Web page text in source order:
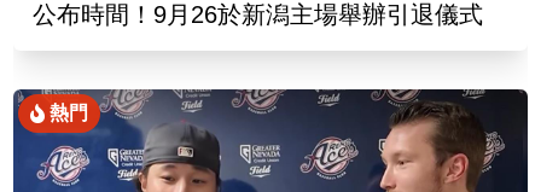
公布時間！9月26於新潟主場舉辦引退儀式
熱門